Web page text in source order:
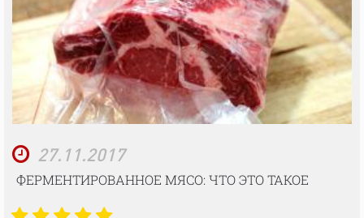
27.11.2017
ФЕРМЕНТИРОВАННОЕ МЯСО: ЧТО ЭТО ТАКОЕ